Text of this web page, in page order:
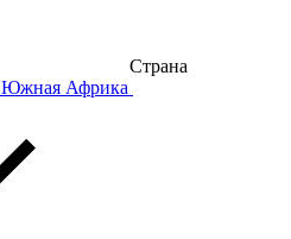
Страна
Южная Африка